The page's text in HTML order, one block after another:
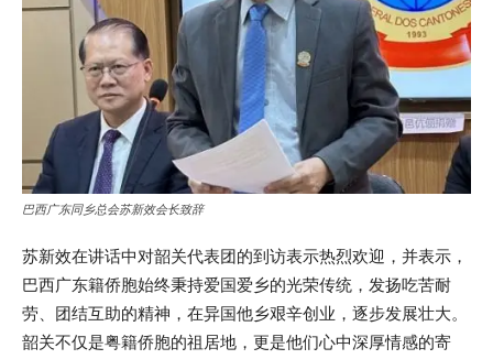
巴西广东同乡总会苏新效会长致辞
苏新效在讲话中对韶关代表团的到访表示热烈欢迎，并表示，
巴西广东籍侨胞始终秉持爱国爱乡的光荣传统，发扬吃苦耐
劳、团结互助的精神，在异国他乡艰辛创业，逐步发展壮大。
韶关不仅是粤籍侨胞的祖居地，更是他们心中深厚情感的寄